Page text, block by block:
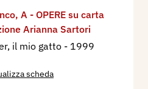
, A - OPERE su carta
Arianna Sartori
il mio gatto - 1999
scheda